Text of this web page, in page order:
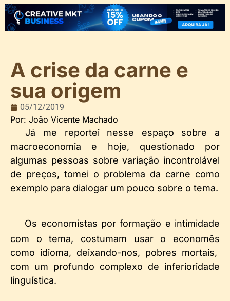
A crise da carne e
sua origem
05/12/2019
Por: João Vicente Machado
Já me reportei nesse espaço sobre a
macroeconomia e hoje, questionado por
algumas pessoas sobre variação incontrolável
de preços, tomei o problema da carne como
exemplo para dialogar um pouco sobre o tema.
Os economistas por formação e intimidade
com o tema, costumam usar o economês
como idioma, deixando-nos, pobres mortais,
com um profundo complexo de inferioridade
linguística.